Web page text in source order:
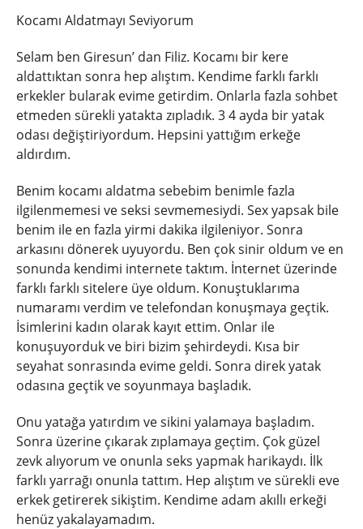
Kocamı Aldatmayı Seviyorum
Selam ben Giresun’ dan Filiz. Kocamı bir kere
aldattıktan sonra hep alıştım. Kendime farklı farklı
erkekler bularak evime getirdim. Onlarla fazla sohbet
etmeden sürekli yatakta zıpladık. 3 4 ayda bir yatak
odası değiştiriyordum. Hepsini yattığım erkeğe
aldırdım.
Benim kocamı aldatma sebebim benimle fazla
ilgilenmemesi ve seksi sevmemesiydi. Sex yapsak bile
benim ile en fazla yirmi dakika ilgileniyor. Sonra
arkasını dönerek uyuyordu. Ben çok sinir oldum ve en
sonunda kendimi internete taktım. İnternet üzerinde
farklı farklı sitelere üye oldum. Konuştuklarıma
numaramı verdim ve telefondan konuşmaya geçtik.
İsimlerini kadın olarak kayıt ettim. Onlar ile
konuşuyorduk ve biri bizim şehirdeydi. Kısa bir
seyahat sonrasında evime geldi. Sonra direk yatak
odasına geçtik ve soyunmaya başladık.
Onu yatağa yatırdım ve sikini yalamaya başladım.
Sonra üzerine çıkarak zıplamaya geçtim. Çok güzel
zevk alıyorum ve onunla seks yapmak harikaydı. İlk
farklı yarrağı onunla tattım. Hep alıştım ve sürekli eve
erkek getirerek sikiştim. Kendime adam akıllı erkeği
henüz yakalayamadım.